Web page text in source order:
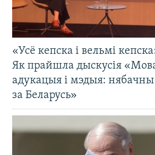
«Усё кепска і вельмі
Як прайшла дыскусія
адукацыя і мэдыя:
за Беларусь»